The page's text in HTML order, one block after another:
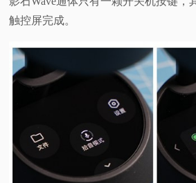
触控屏完成。